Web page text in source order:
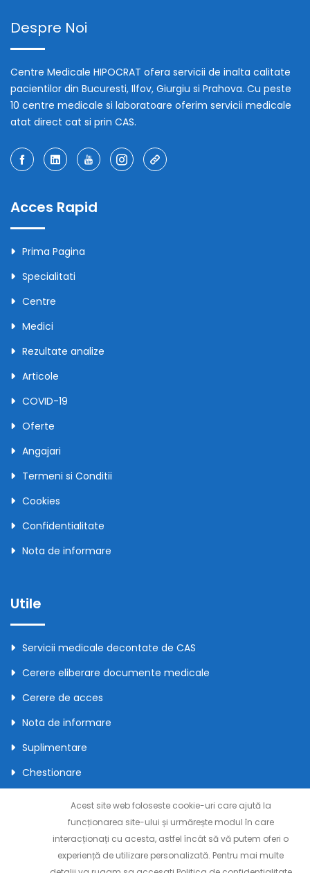
Acest site web foloseste cookie-uri care ajută la
funcționarea site-ului și urmărește modul în care
interacționați cu acesta, astfel încât să vă putem oferi o
experiență de utilizare personalizată. Pentru mai multe
Despre Noi
Centre Medicale HIPOCRAT ofera servicii de inalta calitate
pacientilor din Bucuresti, Ilfov, Giurgiu si Prahova. Cu peste
10 centre medicale si laboratoare oferim servicii medicale
atat direct cat si prin CAS.
Acces Rapid
Prima Pagina
Specialitati
Centre
Medici
Rezultate analize
Articole
COVID-19
Oferte
Angajari
Termeni si Conditii
Cookies
Confidentialitate
Nota de informare
Utile
Servicii medicale decontate de CAS
Cerere eliberare documente medicale
Cerere de acces
Nota de informare
Suplimentare
Chestionare